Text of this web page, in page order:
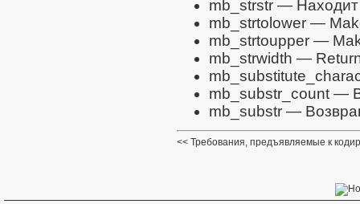
mb_strstr — Находит
mb_strtolower —
mb_strtoupper —
mb_strwidth —
mb_substr_count —
mb_substr —
Требования, предъявляемые к